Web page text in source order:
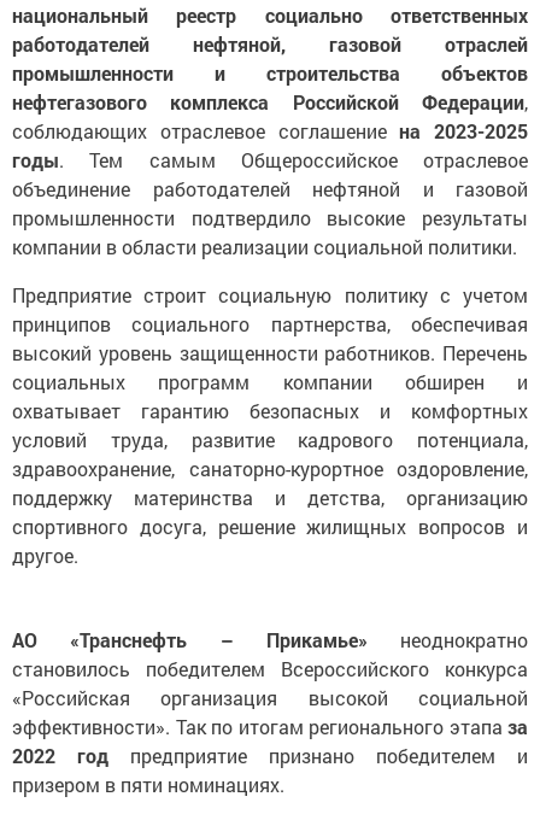
национальный реестр социально ответственных
работодателей нефтяной, газовой отраслей
промышленности и строительства объектов
нефтегазового комплекса Российской Федерации,
соблюдающих отраслевое соглашениена 2023-2025
годы. Тем самым Общероссийское отраслевое
объединение работодателей нефтяной и газовой
промышленности подтвердило высокие результаты
компании в области реализации социальной политики.
Предприятие строит социальную политику с учетом
принципов социального партнерства, обеспечивая
высокий уровень защищенности работников. Перечень
социальных программ компании обширен и
охватывает гарантию безопасных и комфортных
условий труда, развитие кадрового потенциала,
здравоохранение, санаторно-курортное оздоровление,
поддержку материнства и детства, организацию
спортивного досуга, решение жилищных вопросов и
другое.
АО «Транснефть – Прикамье» неоднократно
становилось победителем Всероссийского конкурса
«Российская организация высокой социальной
эффективности». Так по итогам регионального этапа за
2022 год предприятие признано победителем и
призером в пяти номинациях.